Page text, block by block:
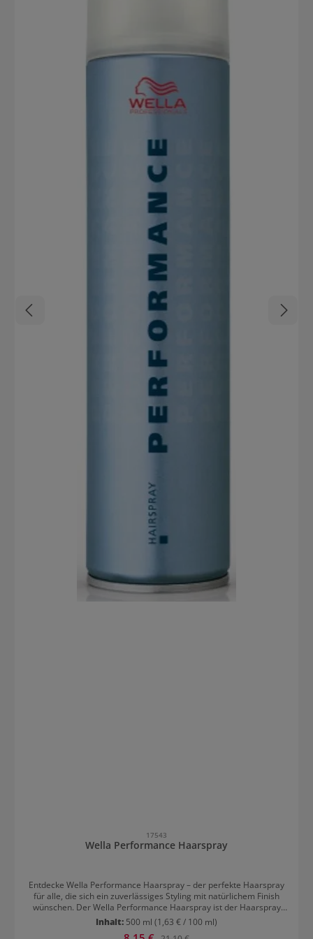
17543
Wella Performance Haarspray
Entdecke Wella Performance Haarspray – der perfekte Haarspray
für alle, die sich ein zuverlässiges Styling mit natürlichem Finish
wünschen. Der Wella Performance Haarspray ist der Haarspray
schlechthin. Dieser Klassiker gibt starken Halt und Stabilität ohne
das Haar zu verkleben. Der extra feine Sprühnebel legt sich
Inhalt: 500 ml (1,63 € / 100 ml)
Verkaufspreis:Regulärer Preis: